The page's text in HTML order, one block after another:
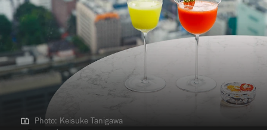
Photo: Keisuke Tanigawa